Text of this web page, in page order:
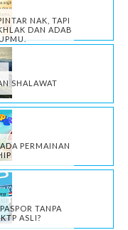
NAK, TAPI
DAN ADAB
SHALAWAT
PERMAINAN
TANPA
ASLI?